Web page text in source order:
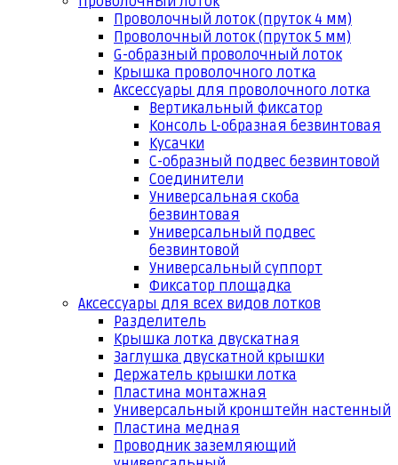
Проволочный лоток (пруток 4 мм)
Проволочный лоток (пруток 5 мм)
G-образный проволочный лоток
Крышка проволочного лотка
Аксессуары для проволочного лотка
Вертикальный фиксатор
Консоль L-образная безвинтовая
Кусачки
С-образный подвес безвинтовой
Соединители
Универсальная скоба
безвинтовая
Универсальный подвес
безвинтовой
Универсальный суппорт
Фиксатор площадка
Аксессуары для всех видов лотков
Разделитель
Крышка лотка двускатная
Заглушка двускатной крышки
Держатель крышки лотка
Пластина монтажная
Универсальный кронштейн настенный
Пластина медная
Проводник заземляющий